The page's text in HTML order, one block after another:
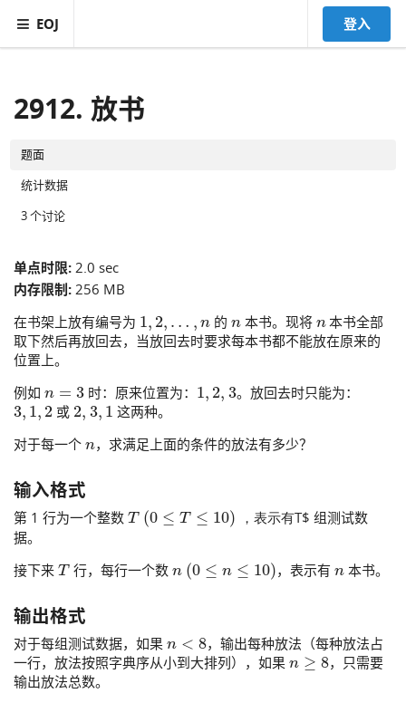
EOJ 登入
2912. 放书
题面
统计数据
3 个讨论
单点时限: 2.0 sec
内存限制: 256 MB
在书架上放有编号为 1 2 的 本书。现将
本书全部
取下然后再放回去，当放回去时要求每本书都不能放在原来的
位置上。
例如
时：原来位置为： 1 2 3 。放回去时只能为：
3,1,2 或 2, 3,1 这两种。
对于每一个
，求满足上面的条件的放法有多少？
输入格式
第 1 行为一个整数 T (0 T ≤10 )，表示有
T$ 组测试数
据。
接下来
行，每行一个数 (0 ，表示有 本书。
输出格式
对于每组测试数据，如果
，输出每种放法（每种放法占
一行，放法按照字典序从小到大排列），如果 n≥ 8
，只需要
输出放法总数。